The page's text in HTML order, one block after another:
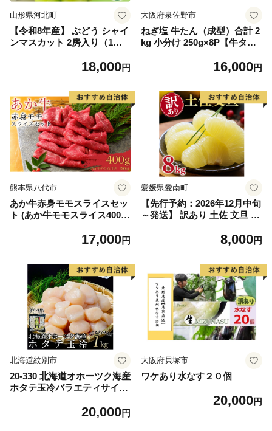
山形県河北町
【令和8年産】 ぶどう シャイ
ンマスカット 2房入り（1房6
産【山形eLab】 ka074-023-r
18,000円
大阪府泉佐野市
ねぎ塩 牛たん（成型）合計 2
kg 小分け 250g×8P【牛タン
16,000円
熊本県八代市
あか牛赤身モモスライスセッ
ト (あか牛モモスライス400
17,000円
愛媛県愛南町
【先行予約：2026年12月中旬
～発送】 訳あり 土佐 文旦 8k
ス) 8000円 わけあり ぶんたん
農家直送 期間限定 特産品 サ
イズミックス くらもとファー
ム 愛南町 愛媛県
8,000円
北海道紋別市
20-330 北海道オホーツク海産
ホタテ玉冷バラエティサイズ
20,000円
大阪府貝塚市
ワケあり水なす２０個
20,000円